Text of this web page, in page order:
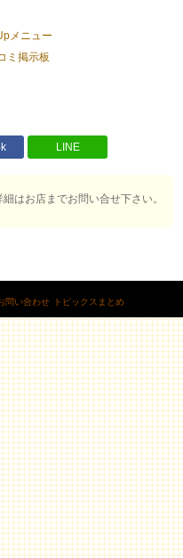
メニュー
ミ掲示板
LINE
はお店までお問い合せ下さい。
問い合わせ トピックスまとめ